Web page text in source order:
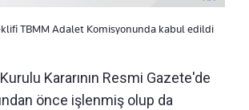
TBMM Adalet Komisyonunda kabul edildi
Kararının Resmi Gazete'de
önce işlenmiş olup da